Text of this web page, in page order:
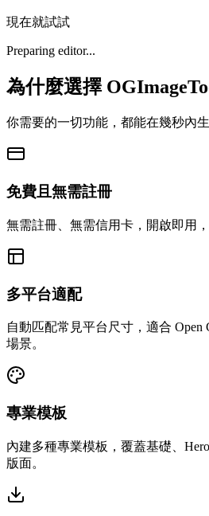
現在就試試
Preparing editor...
為什麼選擇
你需要的一切功能，都能在幾秒內
免費且無需註冊
無需註冊、無需信用卡，開啟即用
多平台適配
自動匹配常見平台尺寸，適合 Open
場景。
專業模板
內建多種專業模板，覆蓋基礎、
版面。